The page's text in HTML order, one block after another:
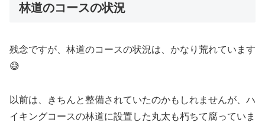
林道のコースの状況
残念ですが、林道のコースの状況は、かなり荒れています
😅
以前は、きちんと整備されていたのかもしれませんが、ハ
イキングコースの林道に設置した丸太も朽ちて腐っていま